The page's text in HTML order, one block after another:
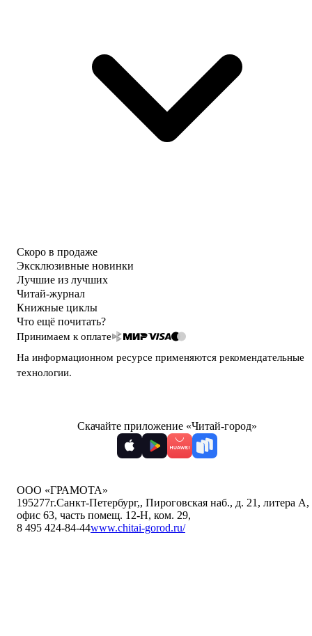
Скоро в продаже
Эксклюзивные новинки
Лучшие из лучших
Читай-журнал
Книжные циклы
Что ещё почитать?
Принимаем к оплате
На информационном ресурсе применяются рекомендательные
технологии.
Скачайте приложение «Читай-город»
ООО «ГРАМОТА»
195277г.Санкт-Петербург,, Пироговская наб., д. 21, литера А,
офис 63, часть помещ. 12-Н, ком. 29,
8 495 424-84-44www.chitai-gorod.ru/